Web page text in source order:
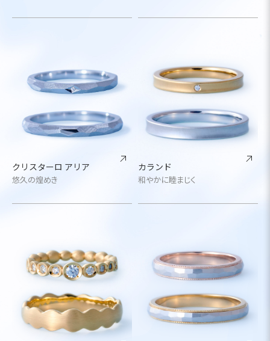
クリスターロ アリア
悠久の煌めき
カランド
和やかに睦まじく